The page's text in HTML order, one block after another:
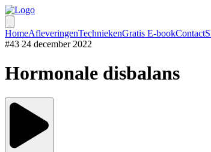
HomeAfleveringenTechniekenGratis E-bookContact
#43 24 december 2022
Hormonale disbalans